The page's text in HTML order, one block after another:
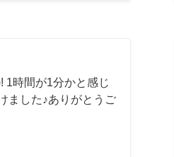
1時間が1分かと感じ
ました♪ありがとうご